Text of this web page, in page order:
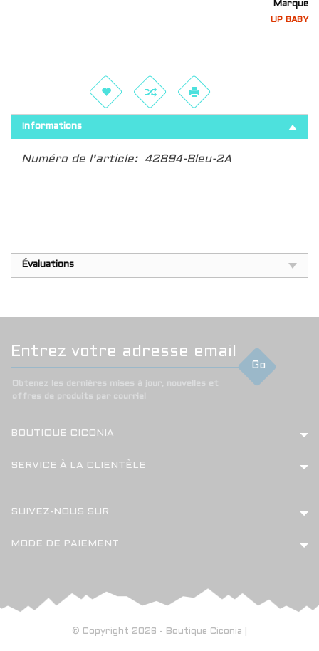
Marque
UP BABY
Informations
Numéro de l'article: 42894-Bleu-2A
Évaluations
Go
Obtenez les dernières mises à jour, nouvelles et
offres de produits par courriel
BOUTIQUE CICONIA
SERVICE À LA CLIENTÈLE
SUIVEZ-NOUS SUR
MODE DE PAIEMENT
© Copyright 2026 - Boutique Ciconia |